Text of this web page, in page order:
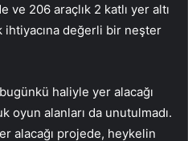
206 araçlık 2 katlı yer altı
ihtiyacına değerli bir neşter
haliyle yer alacağı
oyun alanları da unutulmadı.
alacağı projede, heykelin